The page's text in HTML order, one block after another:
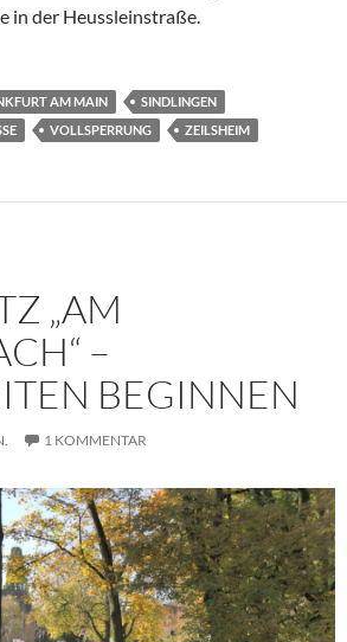
in der Heussleinstraße.
AM MAIN
SINDLINGEN
VOLLSPERRUNG ZEILSHEIM
„AM
–
BEGINNEN
1 KOMMENTAR